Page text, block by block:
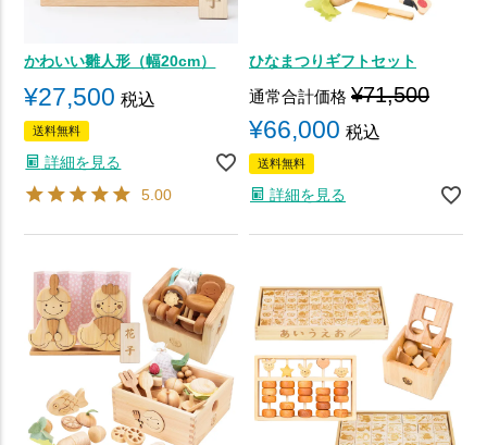
かわいい雛人形（幅20cm）
¥27,500 税込
送料無料
詳細を見る
5.00
ひなまつりギフトセット
通常合計価格 ¥71,500
¥66,000 税込
送料無料
詳細を見る